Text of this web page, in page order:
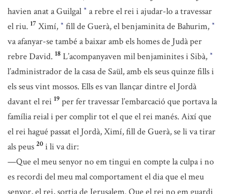
havien anat a Guilgal * a rebre el rei i ajudar-lo a travessar
el riu. 17 Ximí, * fill de Guerà, el benjaminita de Bahurim, *
va afanyar-se també a baixar amb els homes de Judà per
rebre David. 18 L’acompanyaven mil benjaminites i Sibà, *
l’administrador de la casa de Saül, amb els seus quinze fills i
els seus vint mossos. Ells es van llançar dintre el Jordà
davant el rei 19 per fer travessar l’embarcació que portava la
família reial i per complir tot el que el rei manés. Així que
el rei hagué passat el Jordà, Ximí, fill de Guerà, se li va tirar
als peus 20 i li va dir:
—Que el meu senyor no em tingui en compte la culpa i no
es recordi del meu mal comportament el dia que el meu